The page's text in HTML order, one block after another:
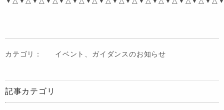
カテゴリ： イベント、ガイダンスのお知らせ
記事カテゴリ